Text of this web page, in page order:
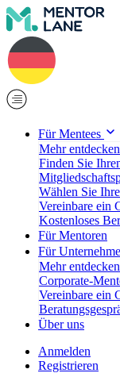
Für Mentees
Mehr entdecken
Finden Sie
Wählen Sie
Vereinbare ein
Kostenloses
Für Mentoren
Für
Mehr entdecken
Corporate-
Vereinbare ein
Über uns
Anmelden
Registrieren